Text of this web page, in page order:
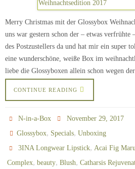
Merry Christmas mit der Glossybox
uns war gestern schon der – etwas verfrühte
des Postzustellers da und hat mir ein super
eine wunderschöne, weiße Box im
liebe die Glossyboxen allein schon wegen
CONTINUE READING
N-in-a-Box
November 29, 2017
Glossybox, Specials,Unboxing
3INA Longwear Lipstick, Acai Fig
Complex, beauty, Blush, Catharsis